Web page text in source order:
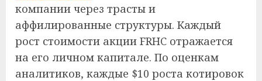
компании через трасты и
аффилированные структуры. Каждый
рост стоимости акции FRHC отражается
на его личном капитале. По оценкам
аналитиков, каждые $10 роста котировок